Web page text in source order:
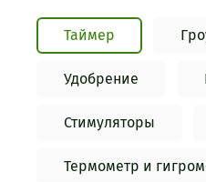
Таймер
Удобрение
Стимуляторы
Термометр и